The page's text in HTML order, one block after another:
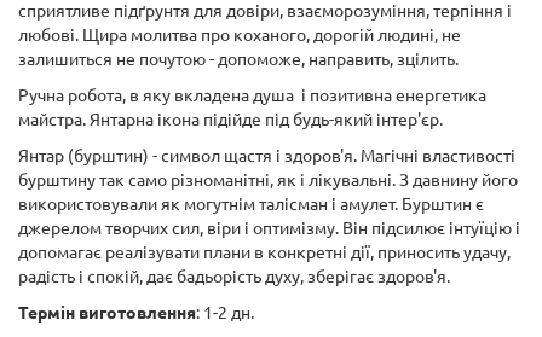
сприятливе підґрунтя для довіри, взаєморозуміння, терпіння і
любові. Щира молитва про коханого, дорогій людині, не
залишиться не почутою - допоможе, направить, зцілить.
Ручна робота, в яку вкладена душа і позитивна енергетика
майстра. Янтарна ікона підійде під будь-який інтер'єр.
Янтар (бурштин) - символ щастя і здоров'я. Магічні властивості
бурштину так само різноманітні, як і лікувальні. З давнину його
використовували як могутнім талісман і амулет. Бурштин є
джерелом творчих сил, віри і оптимізму. Він підсилює інтуїцію і
допомагає реалізувати плани в конкретні дії, приносить удачу,
радість і спокій, дає бадьорість духу, зберігає здоров'я.
Термін виготовлення: 1-2 дн.